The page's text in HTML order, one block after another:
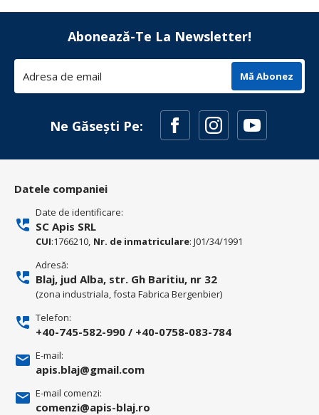
Abonează-Te La Newsletter!
Mă Abonez
Ne Găsești Pe:
Datele companiei
Date de identificare:
SC Apis SRL
CUI:1766210, Nr. de inmatriculare: J01/34/1991
Adresă:
Blaj, jud Alba, str. Gh Baritiu, nr 32
(zona industriala, fosta Fabrica Bergenbier)
Telefon:
+40-745-582-990 / +40-0758-083-784
E-mail:
apis.blaj@gmail.com
E-mail comenzi:
comenzi@apis-blaj.ro